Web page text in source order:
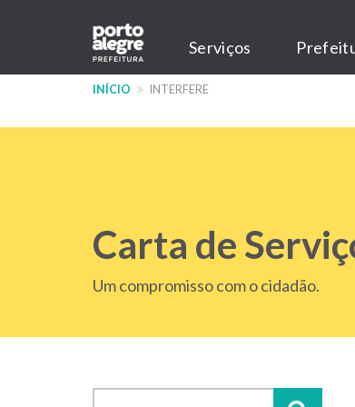
conteúdo
Main
navigation
Serviços
INÍCIO INTERFERE
Carta de
Um compromisso com o cidadão.